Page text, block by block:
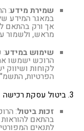
שמירת מידע:
במאגר המידע
אך ורק בהתאם
מראש, ולשמור
שימוש במידע:
הרוכש ישמשו
לקוחות ושיווק
הפרטיות, התשמ"א-1981, והתיקונים
3. ביטול עסקת רכישה
זכות ביטול:
לתנאים